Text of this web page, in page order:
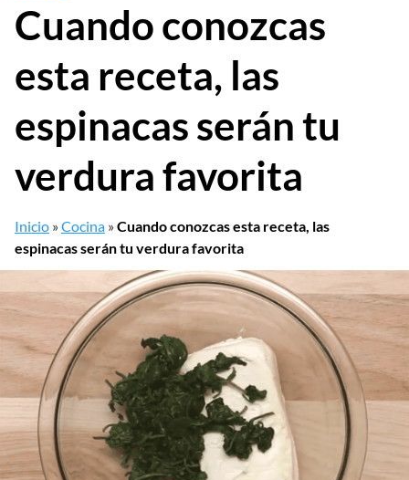
Cuando conozcas
esta receta, las
espinacas serán tu
verdura favorita
Inicio »Cocina »Cuando conozcas esta receta, las
espinacas serán tu verdura favorita